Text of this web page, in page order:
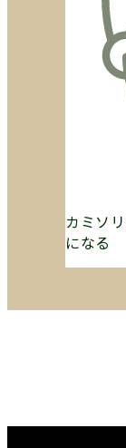
カミソ
になる